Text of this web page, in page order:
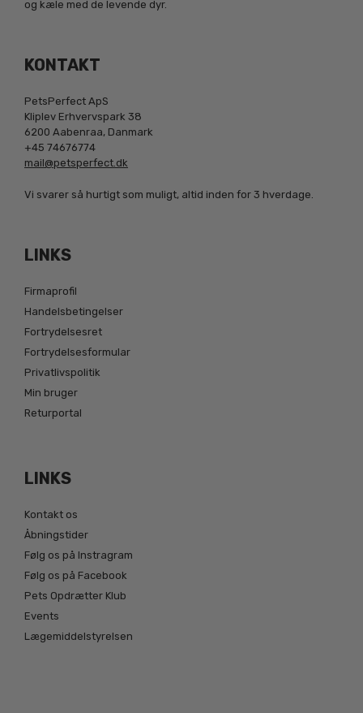
og kæle med de levende dyr.
KONTAKT
PetsPerfect ApS
Kliplev Erhvervspark 38
6200 Aabenraa, Danmark
+45 74676774
mail@petsperfect.dk
Vi svarer så hurtigt som muligt, altid inden for 3 hverdage.
LINKS
Firmaprofil
Handelsbetingelser
Fortrydelsesret
Fortrydelsesformular
Privatlivspolitik
Min bruger
Returportal
LINKS
Kontakt os
Åbningstider
Følg os på Instragram
Følg os på Facebook
Pets Opdrætter Klub
Events
Lægemiddelstyrelsen